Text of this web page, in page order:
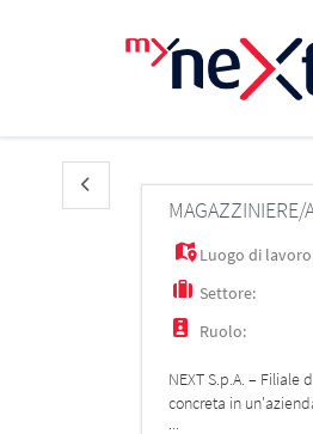
MAGAZZINIERE/
Luogo di
Settore:
Ruolo:
NEXT S.p.A. –
concreta in
movime
...